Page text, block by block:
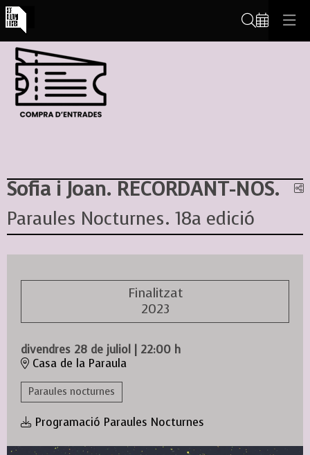
Sofia i Joan. RECORDANT-NOS.
Paraules Nocturnes. 18a edició
Finalitzat
2023
divendres 28 de juliol | 22:00 h
Casa de la Paraula
Paraules nocturnes
Programació Paraules Nocturnes